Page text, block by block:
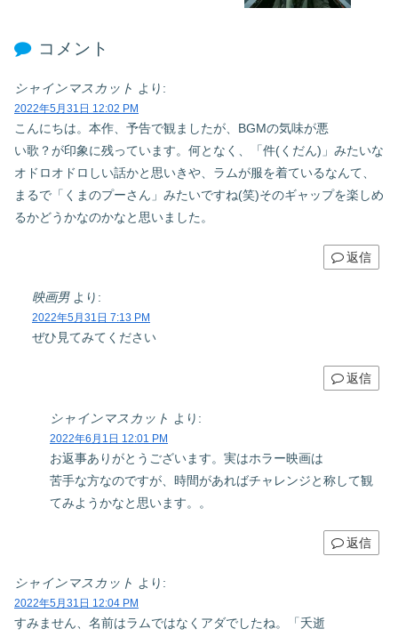
コメント
シャインマスカット より:
2022年5月31日 12:02 PM
こんにちは。本作、予告で観ましたが、BGMの気味が悪
い歌？が印象に残っています。何となく、「件(くだん)」みたいな
オドロオドロしい話かと思いきや、ラムが服を着ているなんて、
まるで「くまのプーさん」みたいですね(笑)そのギャップを楽しめ
るかどうかなのかなと思いました。
返信
映画男 より:
2022年5月31日 7:13 PM
ぜひ見てみてください
返信
シャインマスカット より:
2022年6月1日 12:01 PM
お返事ありがとうございます。実はホラー映画は
苦手な方なのですが、時間があればチャレンジと称して観
てみようかなと思います。。
返信
シャインマスカット より:
2022年5月31日 12:04 PM
すみません、名前はラムではなくアダでしたね。「夭逝